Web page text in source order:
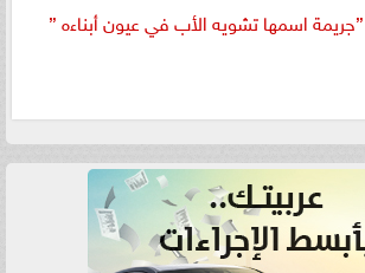
”جريمة اسمها تشويه الأب في عيون أبناءه ”